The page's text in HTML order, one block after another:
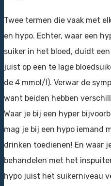
Twee termen die vaak met
en hypo. Echter, waar een
suiker in het bloed, duidt
juist op een te lage
de 4 mmol/l). Verwar de
want beiden hebben
Waar je bij een hyper
mag je bij een hypo iemand
drinken toedienen! En waar
behandelen met het
hypo juist het suikerniveau